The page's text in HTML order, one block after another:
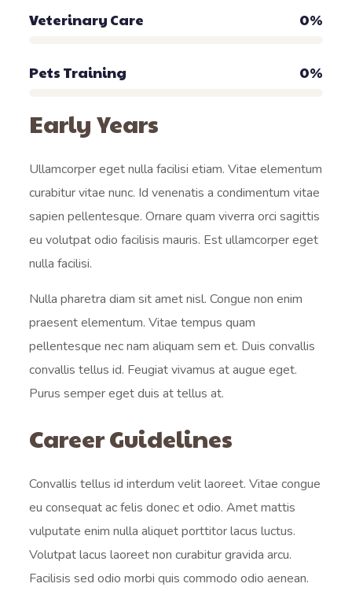
Veterinary Care 0%
Pets Training 0%
Early Years
Ullamcorper eget nulla facilisi etiam. Vitae elementum
curabitur vitae nunc. Id venenatis a condimentum vitae
sapien pellentesque. Ornare quam viverra orci sagittis
eu volutpat odio facilisis mauris. Est ullamcorper eget
nulla facilisi.
Nulla pharetra diam sit amet nisl. Congue non enim
praesent elementum. Vitae tempus quam
pellentesque nec nam aliquam sem et. Duis convallis
convallis tellus id. Feugiat vivamus at augue eget.
Purus semper eget duis at tellus at.
Career Guidelines
Convallis tellus id interdum velit laoreet. Vitae congue
eu consequat ac felis donec et odio. Amet mattis
vulputate enim nulla aliquet porttitor lacus luctus.
Volutpat lacus laoreet non curabitur gravida arcu.
Facilisis sed odio morbi quis commodo odio aenean.